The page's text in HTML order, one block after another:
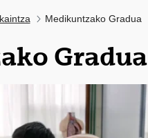
Medikuntzako Gradua
Gradua